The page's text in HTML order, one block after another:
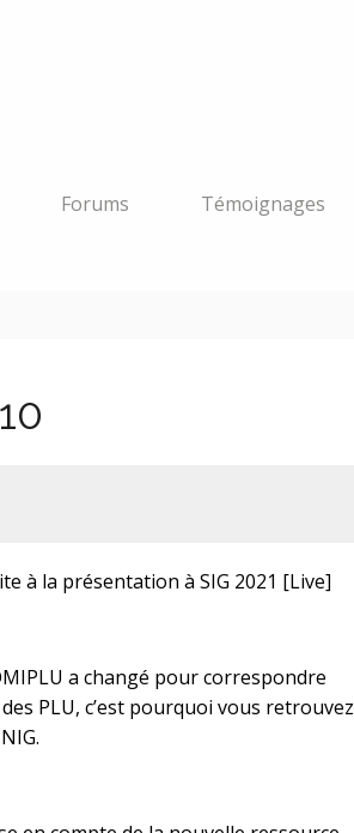
Forums Témoignages
à la présentation à SIG 2021 [Live]
a changé pour correspondre
PLU, c’est pourquoi vous retrouvez